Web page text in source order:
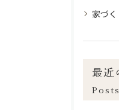
家づく
最近
Posts